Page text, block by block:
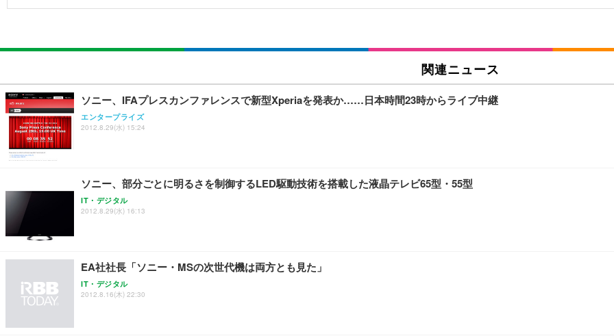
関連ニュース
ソニー、IFAプレスカンファレンスで新型Xperiaを発表か……日本時間23時からライブ中継
エンタープライズ
2012.8.29(水) 15:24
ソニー、部分ごとに明るさを制御するLED駆動技術を搭載した液晶テレビ65型・55型
IT・デジタル
2012.8.29(水) 16:13
EA社社長「ソニー・MSの次世代機は両方とも見た」
IT・デジタル
2012.8.16(木) 22:30